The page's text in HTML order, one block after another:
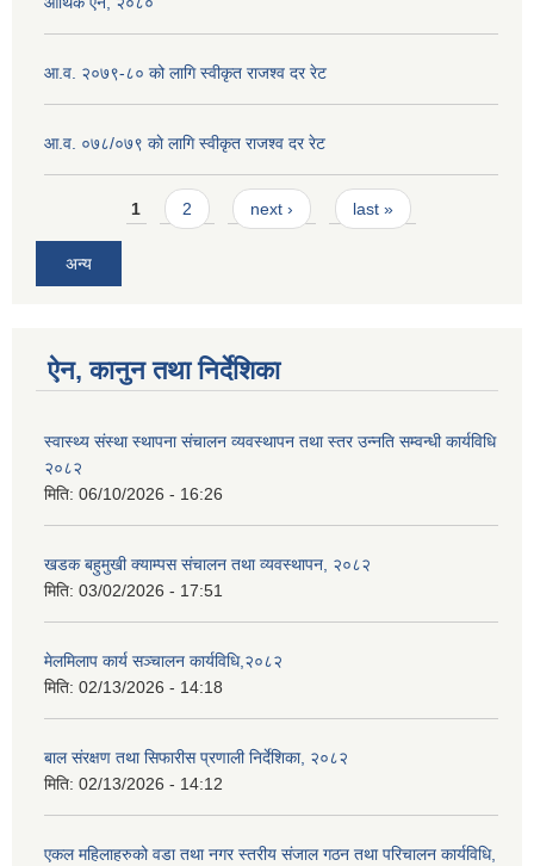
आ.व. २०७९-८० को लागि स्वीकृत राजश्व दर रेट
आ.व. ०७८/०७९ काे लागि स्वीकृत राजश्व दर रेट
Pages1 2 next › last »
अन्य
ऐन, कानुन तथा निर्देशिका
स्वास्थ्य संस्था स्थापना संचालन व्यवस्थापन तथा स्तर उन्नति सम्वन्धी कार्यविधि
२०८२
मिति: 06/10/2026 - 16:26
खडक बहुमुखी क्याम्पस संचालन तथा व्यवस्थापन, २०८२
मिति: 03/02/2026 - 17:51
मेलमिलाप कार्य सञ्चालन कार्यविधि,२०८२
मिति: 02/13/2026 - 14:18
बाल संरक्षण तथा सिफारीस प्रणाली निर्देशिका, २०८२
मिति: 02/13/2026 - 14:12
एकल महिलाहरुको वडा तथा नगर स्तरीय संजाल गठन तथा परिचालन कार्यविधि,